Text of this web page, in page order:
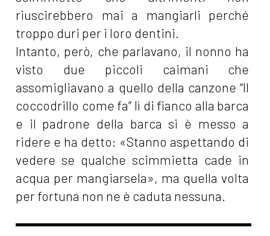
riuscirebbero mai a mangiarli perché
troppo duri per i loro dentini.
Intanto, però, che parlavano, il nonno ha
visto due piccoli caimani che
assomigliavano a quello della canzone “Il
coccodrillo come fa” lì di fianco alla barca
e il padrone della barca si è messo a
ridere e ha detto: «Stanno aspettando di
vedere se qualche scimmietta cade in
acqua per mangiarsela», ma quella volta
per fortuna non ne è caduta nessuna.